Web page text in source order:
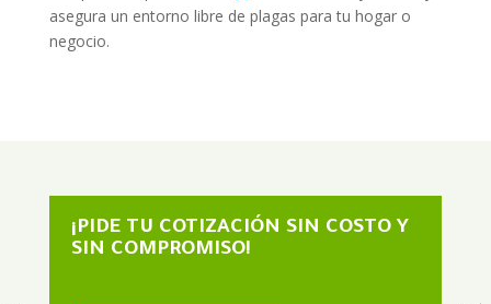
asegura un entorno libre de plagas para tu hogar o
negocio.
¡PIDE TU COTIZACIÓN SIN COSTO Y
SIN COMPROMISO!